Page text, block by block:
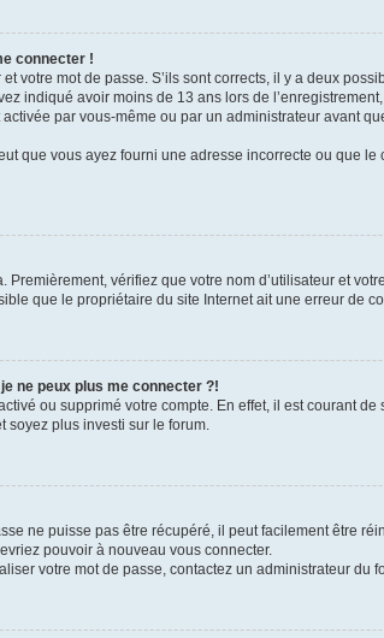
connecter !
votre mot de passe. S’ils sont corrects, il y a deux
indiqué avoir moins de 13 ans lors de
par vous-même ou par un administrateur avant
que vous ayez fourni une adresse incorrecte ou que
vérifiez que votre nom d’utilisateur et
que le propriétaire du site Internet ait une erreur de
ne peux plus me connecter ?!
ou supprimé votre compte. En effet, il est courant
soyez plus investi sur le forum.
ne puisse pas être récupéré, il peut facilement être
pouvoir à nouveau vous connecter.
votre mot de passe, contactez un administrateur du